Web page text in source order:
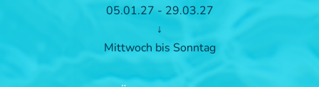
05.01.27 - 29.03.27
↓
Mittwoch bis Sonntag